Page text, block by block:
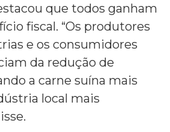
que todos ganham
fiscal. “Os produtores
e os consumidores
da redução de
a carne suína mais
local mais